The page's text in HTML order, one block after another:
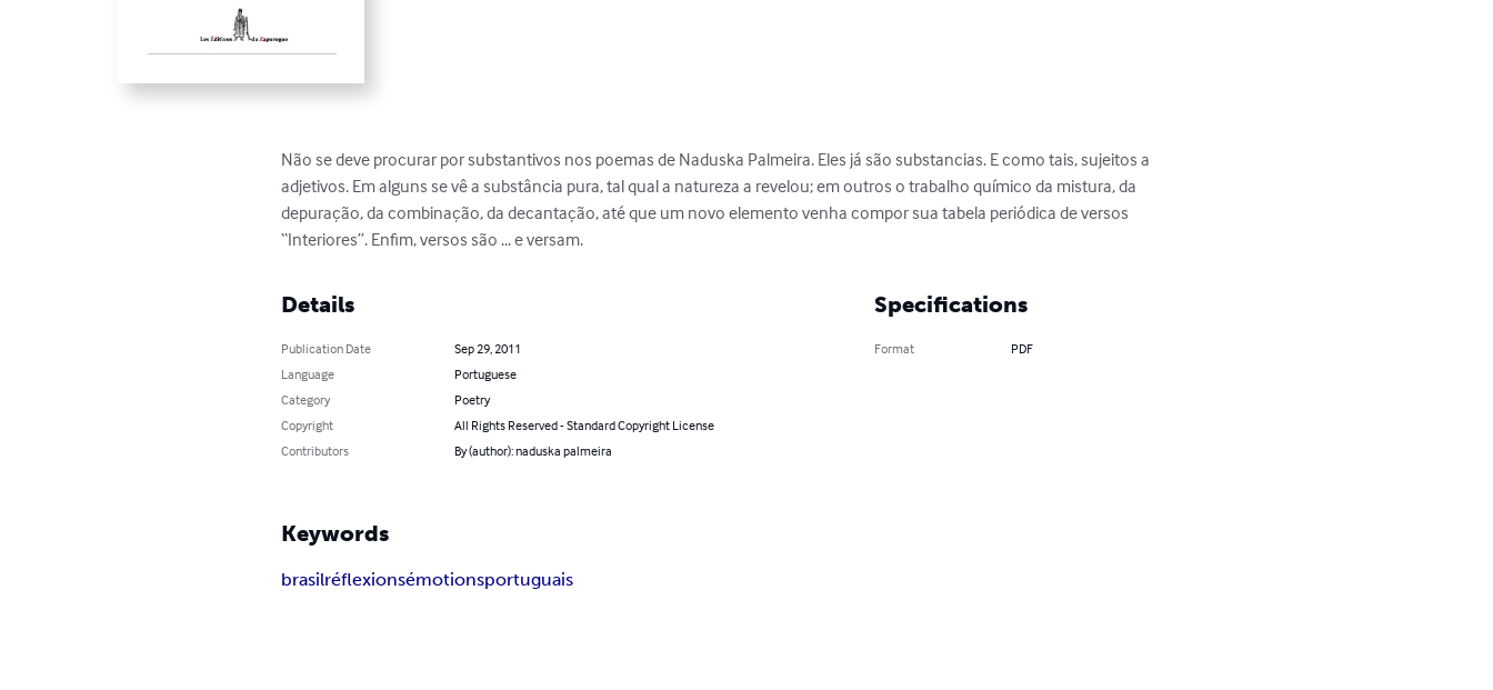
Não se deve procurar por substantivos nos poemas de Naduska Palmeira. Eles já são substancias. E como tais, sujeitos a
adjetivos. Em alguns se vê a substância pura, tal qual a natureza a revelou; em outros o trabalho químico da mistura, da
depuração, da combinação, da decantação, até que um novo elemento venha compor sua tabela periódica de versos
“Interiores”. Enfim, versos são ... e versam.
Details
Publication Date
Sep 29, 2011
Language
Portuguese
Category
Poetry
Copyright
All Rights Reserved - Standard Copyright License
Contributors
By (author): naduska palmeira
Specifications
Format PDF
Keywords
brasilréflexionsémotionsportuguais